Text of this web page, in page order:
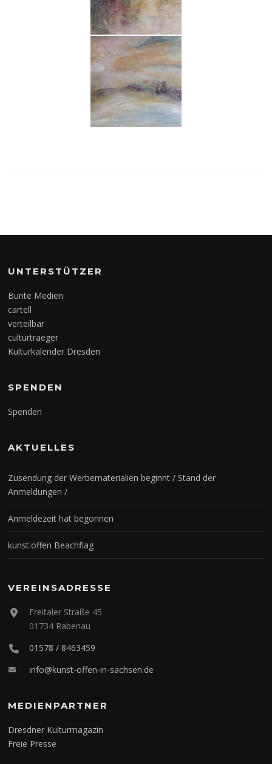
UNTERSTÜTZER
Bunte Medien
cartell
verteilbar
culturtraeger
Kulturkalender Dresden
SPENDEN
Spenden
AKTUELLES
Zusendung der Werbematerialien beginnt / Stand der
Anmeldungen /
Anmeldezeit hat begonnen
kunst:offen Beachflag
VEREINSADRESSE
Freitaler Straße 45
01734 Rabenau
01578 / 8463459
info@kunst-offen-in-sachsen.de
MEDIENPARTNER
Dresdner Kulturmagazin
Freie Presse